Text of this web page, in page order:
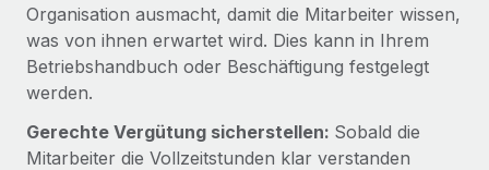
Organisation ausmacht, damit die Mitarbeiter wissen,
was von ihnen erwartet wird. Dies kann in Ihrem
Betriebshandbuch oder Beschäftigung festgelegt
werden.
Gerechte Vergütung sicherstellen: Sobald die
Mitarbeiter die Vollzeitstunden klar verstanden